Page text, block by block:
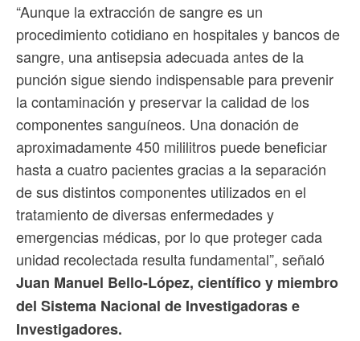
“Aunque la extracción de sangre es un
procedimiento cotidiano en hospitales y bancos de
sangre, una antisepsia adecuada antes de la
punción sigue siendo indispensable para prevenir
la contaminación y preservar la calidad de los
componentes sanguíneos. Una donación de
aproximadamente 450 mililitros puede beneficiar
hasta a cuatro pacientes gracias a la separación
de sus distintos componentes utilizados en el
tratamiento de diversas enfermedades y
emergencias médicas, por lo que proteger cada
unidad recolectada resulta fundamental”, señaló
Juan Manuel Bello-López, científico y miembro
del Sistema Nacional de Investigadoras e
Investigadores.